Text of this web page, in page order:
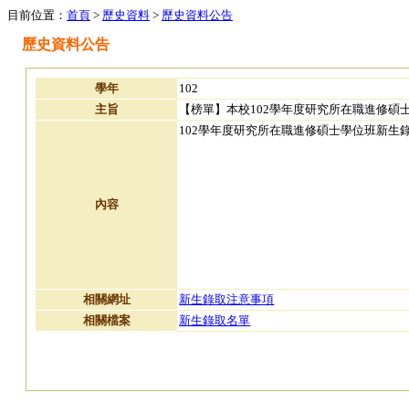
目前位置： 首頁 > 歷史資料 > 歷史資料公告
歷史資料公告
學年
102
主旨
【榜單】本校102學年度研究所在職進修
內容
102學年度研究所在職進修碩士學位班新生
相關網址
新生錄取注意事項
相關檔案
新生錄取名單